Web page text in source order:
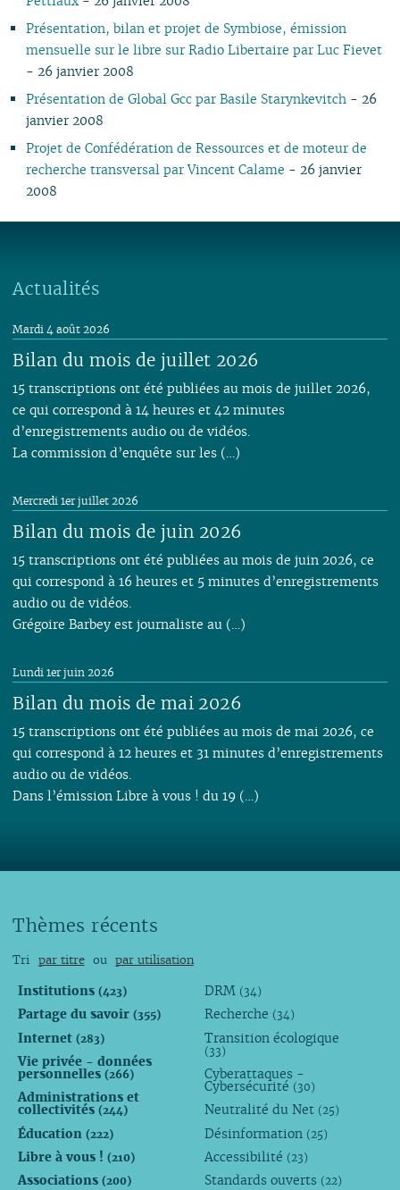
01
01
01
02
01
02
01
02
01
Présentation, bilan et projet de Symbiose, émission
mensuelle sur le libre sur Radio Libertaire par Luc Fievet
- 26 janvier 2008
Présentation de Global Gcc par Basile Starynkevitch- 26
janvier 2008
Projet de Confédération de Ressources et de moteur de
recherche transversal par Vincent Calame - 26 janvier
2008
Actualités
Bilan du mois de juillet 2026
Mardi 4 août 2026
15 transcriptions ont été publiées au mois de juillet 2026,
ce qui correspond à 14 heures et 42 minutes
d’enregistrements audio ou de vidéos.
La commission d’enquête sur les (…)
Bilan du mois de juin 2026
Mercredi 1er juillet 2026
15 transcriptions ont été publiées au mois de juin 2026, ce
qui correspond à 16 heures et 5 minutes d’enregistrements
audio ou de vidéos.
Grégoire Barbey est journaliste au (…)
Bilan du mois de mai 2026
Lundi 1er juin 2026
15 transcriptions ont été publiées au mois de mai 2026, ce
qui correspond à 12 heures et 31 minutes d’enregistrements
audio ou de vidéos.
Dans l’émission Libre à vous ! du 19 (…)
Thèmes récents
Tri par titre ou par utilisation
Institutions (423)
Partage du savoir (355)
Internet (283)
Vie privée - données
personnelles (266)
Administrations et
collectivités (244)
Éducation (222)
Libre à vous ! (210)
Associations (200)
DRM (34)
Recherche (34)
Transition écologique
(33)
Cyberattaques -
Cybersécurité (30)
Neutralité du Net (25)
Désinformation (25)
Accessibilité (23)
Standards ouverts (22)